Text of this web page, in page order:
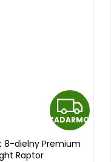
Z
A
ZADARMO
8-dielny Premium
Raptor